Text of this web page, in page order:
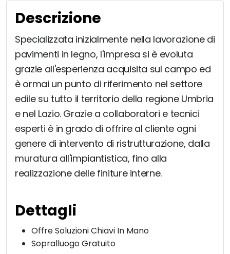
Descrizione
Specializzata inizialmente nella lavorazione di
pavimenti in legno, l'impresa si è evoluta
grazie all'esperienza acquisita sul campo ed
è ormai un punto di riferimento nel settore
edile su tutto il territorio della regione Umbria
e nel Lazio. Grazie a collaboratori e tecnici
esperti è in grado di offrire al cliente ogni
genere di intervento di ristrutturazione, dalla
muratura all'impiantistica, fino alla
realizzazione delle finiture interne.
Dettagli
Offre Soluzioni Chiavi In Mano
Sopralluogo Gratuito